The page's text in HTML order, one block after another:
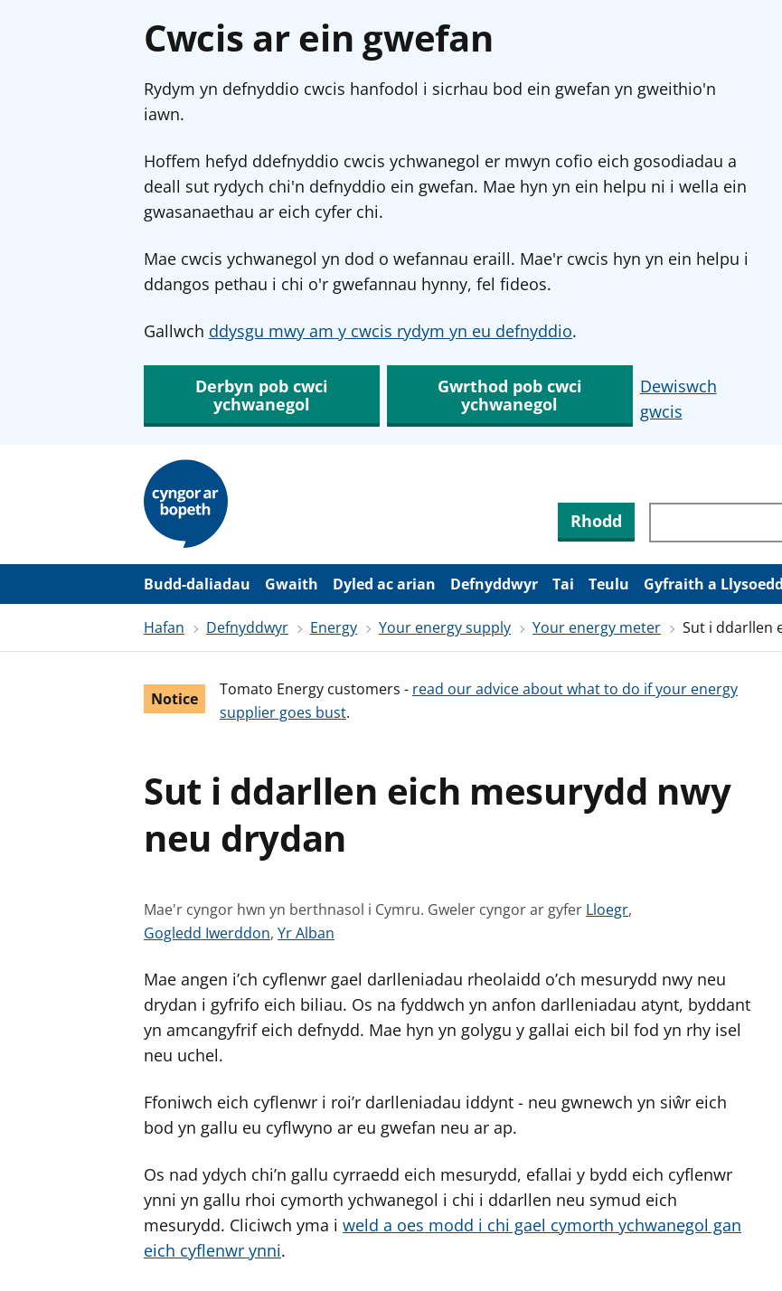
Cwcis ar ein gwefan
Rydym yn defnyddio cwcis hanfodol i sicrhau bod ein gwefan yn gweithio'n
iawn.
Hoffem hefyd ddefnyddio cwcis ychwanegol er mwyn cofio eich gosodiadau a
deall sut rydych chi'n defnyddio ein gwefan. Mae hyn yn ein helpu ni i wella ein
gwasanaethau ar eich cyfer chi.
Mae cwcis ychwanegol yn dod o wefannau eraill. Mae'r cwcis hyn yn ein helpu i
ddangos pethau i chi o'r gwefannau hynny, fel fideos.
Gallwch ddysgu mwy am y cwcis rydym yn eu defnyddio.
Derbyn pob cwci
ychwanegol
Gwrthod pob cwci
ychwanegol
Dewiswch
gwcis
i
Rhodd
Budd-daliadau Gwaith Dyled ac arian Defnyddwyr Tai Teulu Gyfraith a Llysoedd
Hafan Defnyddwyr Energy Your energy supply Your energy meter Sut i ddarllen
Notice Tomato Energy customers - read our advice about what to do if your energy
supplier goes bust.
Sut i ddarllen eich mesurydd nwy
neu drydan
Mae'r cyngor hwn yn berthnasol i Cymru. Gweler cyngor ar gyfer G
l
e
r
n
r
g
Lloegr,
G
e
l
e
r
y
n
o
a
r
g
Gogledd Iwerddon, G
e
l
e
y
n
g
o
a
r
g
Yr Alban
Mae angen i’ch cyflenwr gael darlleniadau rheolaidd o’ch mesurydd nwy neu
drydan i gyfrifo eich biliau. Os na fyddwch yn anfon darlleniadau atynt, byddant
yn amcangyfrif eich defnydd. Mae hyn yn golygu y gallai eich bil fod yn rhy isel
neu uchel.
Ffoniwch eich cyflenwr i roi’r darlleniadau iddynt - neu gwnewch yn siŵr eich
bod yn gallu eu cyflwyno ar eu gwefan neu ar ap.
Os nad ydych chi’n gallu cyrraedd eich mesurydd, efallai y bydd eich cyflenwr
ynni yn gallu rhoi cymorth ychwanegol i chi i ddarllen neu symud eich
mesurydd. Cliciwch yma i weld a oes modd i chi gael cymorth ychwanegol gan
eich cyflenwr ynni.